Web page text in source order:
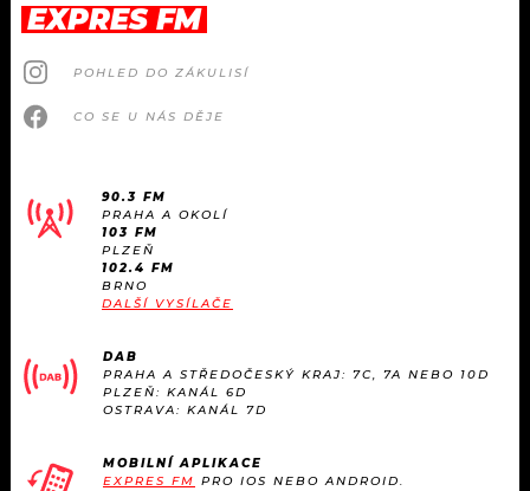
EXPRES FM
POHLED DO ZÁKULISÍ
CO SE U NÁS DĚJE
90.3 FM
PRAHA A OKOLÍ
103 FM
PLZEŇ
102.4 FM
BRNO
DALŠÍ VYSÍLAČE
DAB
PRAHA A STŘEDOČESKÝ KRAJ: 7C, 7A NEBO 10D
PLZEŇ: KANÁL 6D
OSTRAVA: KANÁL 7D
MOBILNÍ APLIKACE
EXPRES FM PRO IOS NEBO ANDROID.